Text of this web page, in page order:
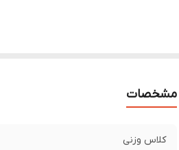
مشخصات
کلاس وزنی